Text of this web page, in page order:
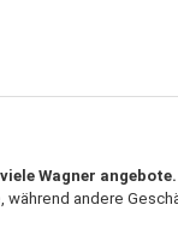
Wagner angebote.
während andere